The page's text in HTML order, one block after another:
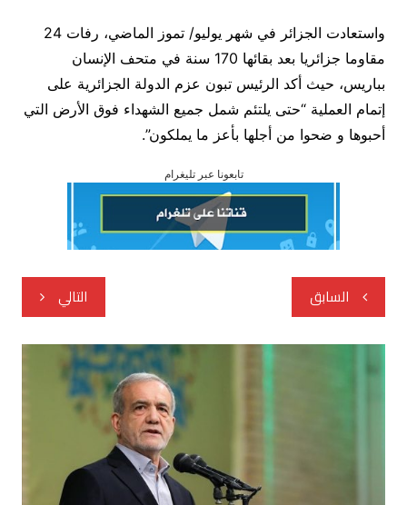
واستعادت الجزائر في شهر يوليو/ تموز الماضي، رفات 24
مقاوما جزائريا بعد بقائها 170 سنة في متحف الإنسان
بباريس، حيث أكد الرئيس تبون عزم الدولة الجزائرية على
إتمام العملية “حتى يلتئم شمل جميع الشهداء فوق الأرض التي
أحبوها و ضحوا من أجلها بأعز ما يملكون”.
تابعونا عبر تليغرام
تصفّح
المقالات
السابق التالي